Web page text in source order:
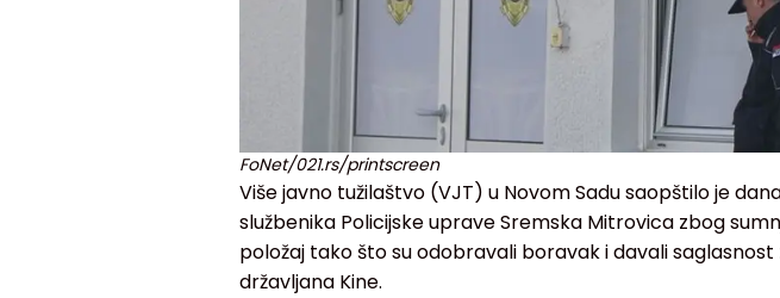
FoNet/021.rs/printscreen
Više javno tužilaštvo (VJT) u Novom Sadu saopštilo je
službenika Policijske uprave Sremska Mitrovica zbog
položaj tako što su odobravali boravak i davali
državljana Kine.